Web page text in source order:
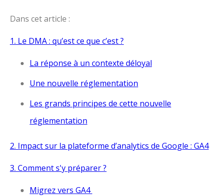
Dans cet article :
1. Le DMA : qu’est ce que c’est ?
La réponse à un contexte déloyal
Une nouvelle réglementation
Les grands principes de cette nouvelle
réglementation
2. Impact sur la plateforme d’analytics de Google : GA4
3. Comment s'y préparer ?
Migrez vers GA4